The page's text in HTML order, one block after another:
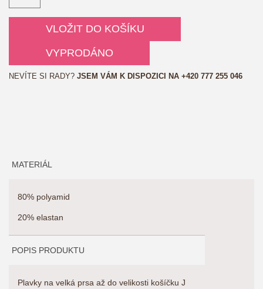
VLOŽIT DO KOŠÍKU
VYPRODÁNO
NEVÍTE SI RADY? JSEM VÁM K DISPOZICI NA +420 777 255 046
MATERIÁL
80% polyamid
20% elastan
POPIS PRODUKTU
Plavky na velká prsa až do velikosti košíčku J